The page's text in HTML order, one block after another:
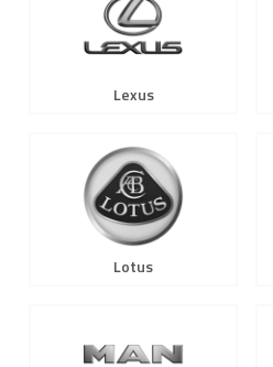
Lexus
Lotus